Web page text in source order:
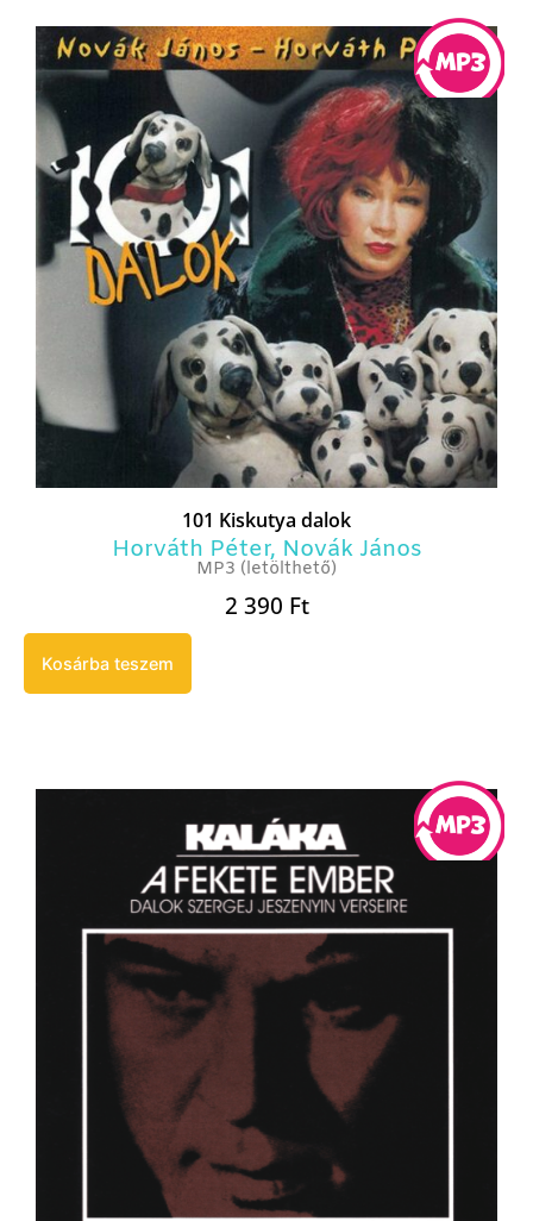
101 Kiskutya dalok
Horváth Péter, Novák János
MP3 (letölthető)
2 390 Ft
Kosárba teszem